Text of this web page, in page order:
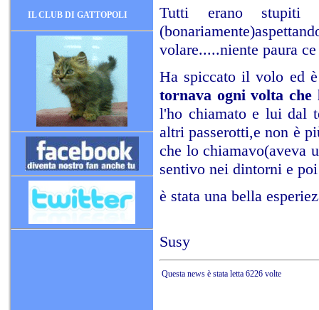
IL CLUB DI GATTOPOLI
Tutti erano stupiti
volare.....niente paura
Ha spiccato il volo ed
tornava ogni volta che
l'ho chiamato e lui dal
altri passerotti,e non è
che lo chiamavo(aveva
sentivo nei dintorni e
è stata una bella
Susy
Questa news è stata letta 6226 volte